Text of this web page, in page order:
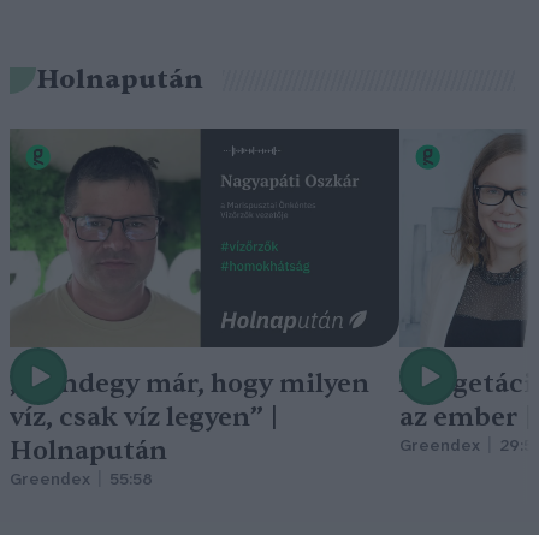
Holnapután
„Mindegy már, hogy milyen
víz, csak víz legyen” |
Holnapután
Greendex 55:58
A
az ember
Greendex